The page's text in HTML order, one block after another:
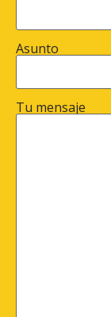
Asunto
Tu mensaje